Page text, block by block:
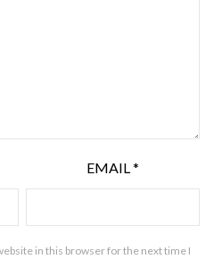
EMAIL *
in this browser for the next time I